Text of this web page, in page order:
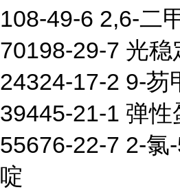
108-49-6 2,6-二
70198-29-7 光稳
24324-17-2 9-芴
39445-21-1 弹性
55676-22-7 2-氯
啶